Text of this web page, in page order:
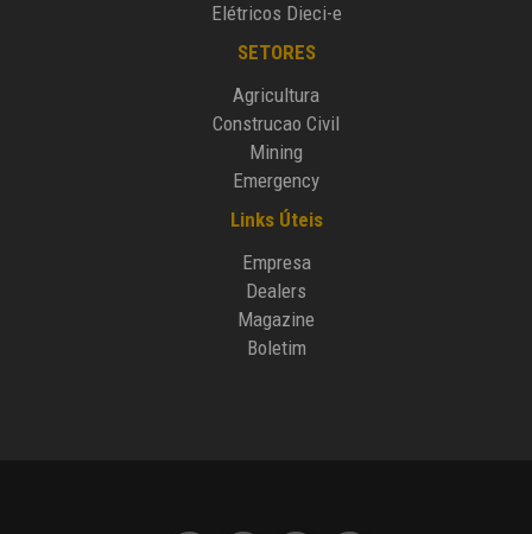
Elétricos Dieci-e
SETORES
Agricultura
Construcao Civil
Mining
Emergency
Links Úteis
Empresa
Dealers
Magazine
Boletim